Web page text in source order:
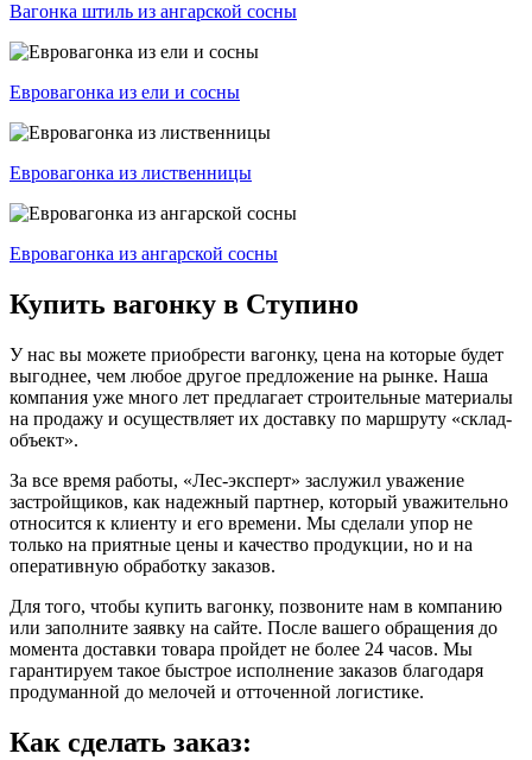
Вагонка штиль из ангарской сосны
Евровагонка из ели и сосны
Евровагонка из лиственницы
Евровагонка из ангарской сосны
Купить вагонку в Ступино
У нас вы можете приобрести вагонку, цена на которые будет
выгоднее, чем любое другое предложение на рынке. Наша
компания уже много лет предлагает строительные материалы
на продажу и осуществляет их доставку по маршруту «склад-
объект».
За все время работы, «Лес-эксперт» заслужил уважение
застройщиков, как надежный партнер, который уважительно
относится к клиенту и его времени. Мы сделали упор не
только на приятные цены и качество продукции, но и на
оперативную обработку заказов.
Для того, чтобы купить вагонку, позвоните нам в компанию
или заполните заявку на сайте. После вашего обращения до
момента доставки товара пройдет не более 24 часов. Мы
гарантируем такое быстрое исполнение заказов благодаря
продуманной до мелочей и отточенной логистике.
Как сделать заказ: